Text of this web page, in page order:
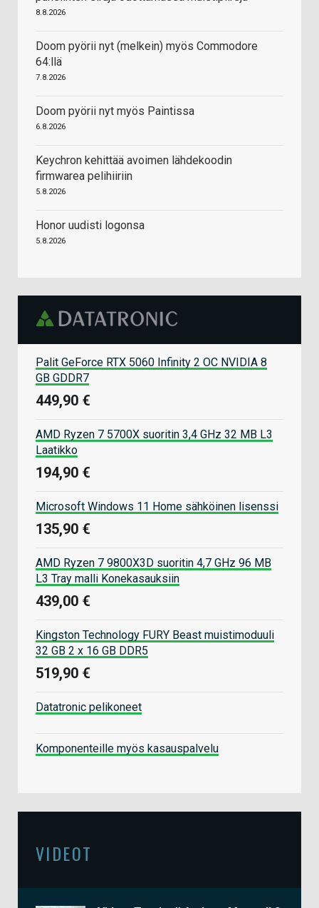
8.8.2026
Doom pyörii nyt (melkein) myös Commodore
64:llä
7.8.2026
Doom pyörii nyt myös Paintissa
6.8.2026
Keychron kehittää avoimen lähdekoodin
firmwarea pelihiiriin
5.8.2026
Honor uudisti logonsa
5.8.2026
Palit GeForce RTX 5060 Infinity 2 OC NVIDIA 8
GB GDDR7
449,90 €
AMD Ryzen 7 5700X suoritin 3,4 GHz 32 MB L3
Laatikko
194,90 €
Microsoft Windows 11 Home sähköinen lisenssi
135,90 €
AMD Ryzen 7 9800X3D suoritin 4,7 GHz 96 MB
L3 Tray malli Konekasauksiin
439,00 €
Kingston Technology FURY Beast muistimoduuli
32 GB 2 x 16 GB DDR5
519,90 €
Datatronic pelikoneet
Komponenteille myös kasauspalvelu
VIDEOT